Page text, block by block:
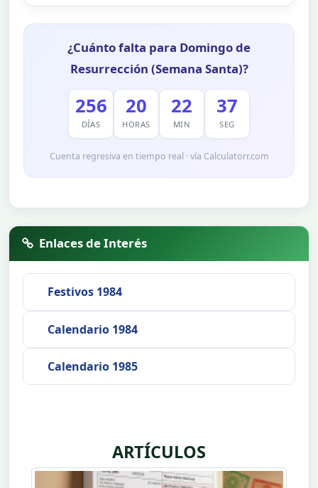
¿Cuánto falta para Domingo de
Resurrección (Semana Santa)?
256
DÍAS
20
HORAS
22
MIN
37
SEG
Cuenta regresiva en tiempo real · vía Calculatorr.com
Enlaces de Interés
Festivos 1984
Calendario 1984
Calendario 1985
ARTÍCULOS